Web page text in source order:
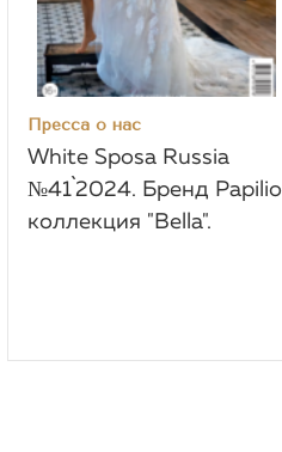
Пресса о нас
White Sposa Russia
№41`2024. Бренд Papilio
коллекция "Bella".